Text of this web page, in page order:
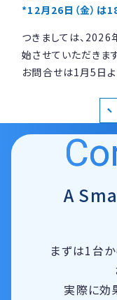
資料請求
*12月26日（金）は
つきましては、2026
始させていただきます
お問合せは1月5日よ
A
まずは1台
実際に効